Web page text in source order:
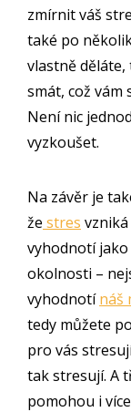
zmírnit váš
také po
vlastně děláte,
smát, což vám
Není nic
vyzkoušet.
Na závěr je
že stres
vyhodnotí jako
okolnosti –
vyhodnotínáš
tedy můžete
pro vás
tak stresují. A
pomohou i